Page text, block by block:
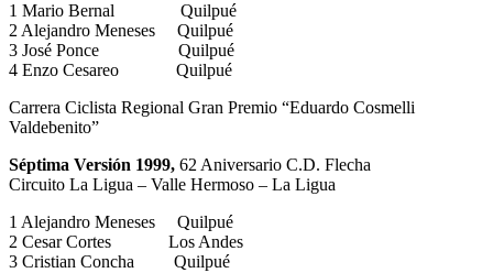
1 Mario Bernal Quilpué
2 Alejandro Meneses Quilpué
3 José Ponce Quilpué
4 Enzo Cesareo Quilpué
Carrera Ciclista Regional Gran Premio “Eduardo Cosmelli
Valdebenito”
Séptima Versión 1999, 62 Aniversario C.D. Flecha
Circuito La Ligua – Valle Hermoso – La Ligua
1 Alejandro Meneses Quilpué
2 Cesar Cortes Los Andes
3 Cristian Concha Quilpué